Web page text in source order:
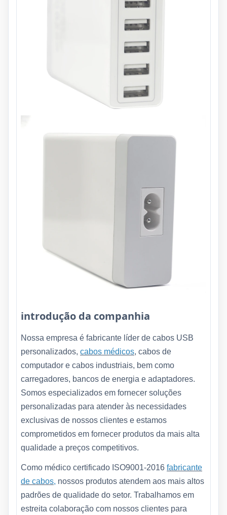
introdução da companhia
Nossa empresa é fabricante líder de cabos USB
personalizados, cabos médicos, cabos de
computador e cabos industriais, bem como
carregadores, bancos de energia e adaptadores.
Somos especializados em fornecer soluções
personalizadas para atender às necessidades
exclusivas de nossos clientes e estamos
comprometidos em fornecer produtos da mais alta
qualidade a preços competitivos.
Como médico certificado ISO9001-2016 fabricante
de cabos, nossos produtos atendem aos mais altos
padrões de qualidade do setor. Trabalhamos em
estreita colaboração com nossos clientes para